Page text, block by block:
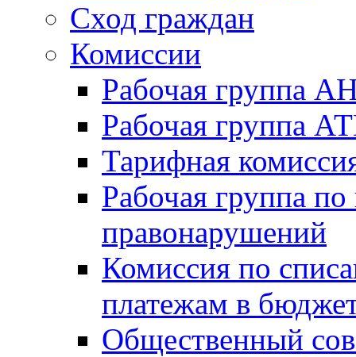
Сход граждан
Комиссии
Рабочая группа
Рабочая группа
Тарифная
Рабочая группа
правонарушений
Комиссия по
платежам в
Общественный